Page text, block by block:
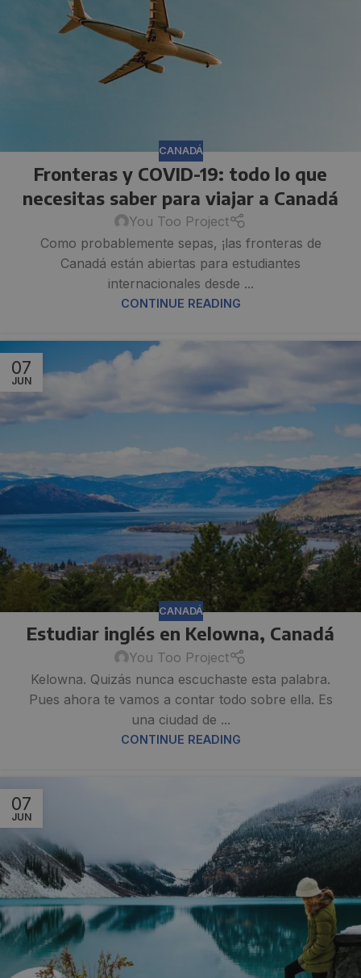
CANADÁ
Fronteras y COVID-19: todo lo que
necesitas saber para viajar a Canadá
You Too Project
Como probablemente sepas, ¡las fronteras de
Canadá están abiertas para estudiantes
internacionales desde ...
CONTINUE READING
07
JUN
CANADÁ
Estudiar inglés en Kelowna, Canadá
You Too Project
Kelowna. Quizás nunca escuchaste esta palabra.
Pues ahora te vamos a contar todo sobre ella. Es
una ciudad de ...
CONTINUE READING
07
JUN